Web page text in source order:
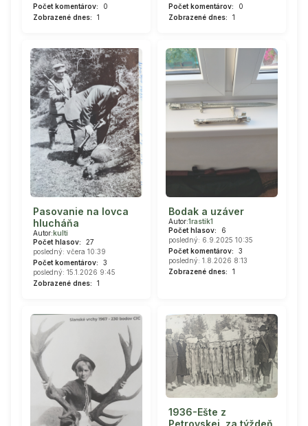
Počet komentárov:
0
Zobrazené dnes:
1
Počet komentárov:
0
Zobrazené dnes:
1
Pasovanie na lovca
hlucháňa
Autor: kulti
Počet hlasov:
27
posledný: včera 10:39
Počet komentárov:
3
posledný: 15.1.2026 9:45
Zobrazené dnes:
1
Bodak a uzáver
Autor:1rastik1
Počet hlasov:
6
posledný: 6.9.2025 10:35
Počet komentárov:
3
posledný: 1.8.2026 8:13
Zobrazené dnes:
1
1936-Ešte z